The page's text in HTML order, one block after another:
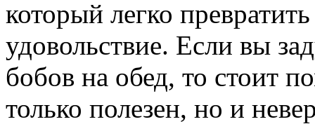
который легко
удовольствие. Если вы
бобов на обед, то стоит
только полезен, но и